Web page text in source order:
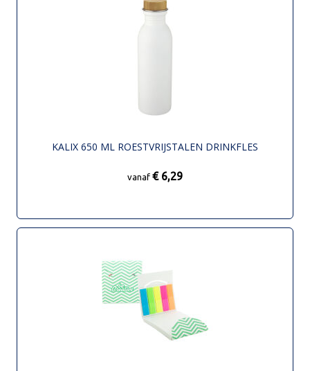
KALIX 650 ML ROESTVRIJSTALEN DRINKFLES
vanaf € 6,29